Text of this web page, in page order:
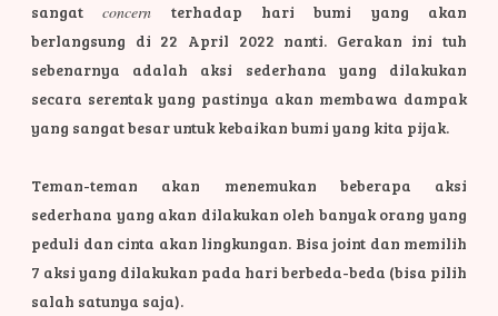
sangatconcern terhadap hari bumi yang akan
berlangsung di 22 April 2022 nanti. Gerakan ini tuh
sebenarnya adalah aksi sederhana yang dilakukan
secara serentak yang pastinya akan membawa dampak
yang sangat besar untuk kebaikan bumi yang kita pijak.
Teman-teman akan menemukan beberapa aksi
sederhana yang akan dilakukan oleh banyak orang yang
peduli dan cinta akan lingkungan. Bisa joint dan memilih
7 aksi yang dilakukan pada hari berbeda-beda (bisa pilih
salah satunya saja).